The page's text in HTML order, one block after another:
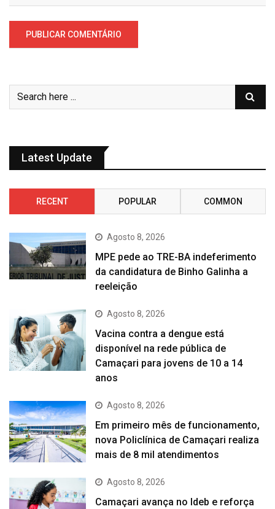
Latest Update
RECENT POPULAR COMMON
Agosto 8, 2026
MPE pede ao TRE-BA indeferimento
da candidatura de Binho Galinha a
reeleição
Agosto 8, 2026
Vacina contra a dengue está
disponível na rede pública de
Camaçari para jovens de 10 a 14
anos
Agosto 8, 2026
Em primeiro mês de funcionamento,
nova Policlínica de Camaçari realiza
mais de 8 mil atendimentos
Agosto 8, 2026
Camaçari avança no Ideb e reforça